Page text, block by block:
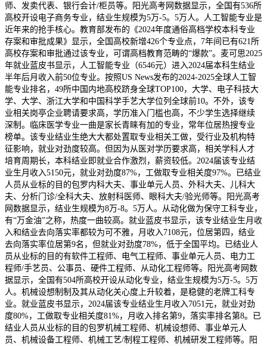
师、发卖代表、银行会计/柜员等。阳光高考网数据显示，全国有536所
高校开设电子商务专业，结业生规模为5万-5。5万人。人工智能专业是
近年来的抢手核心。教育部发布的《2024年度通俗高档学校本科专业
存案和审批成果》显示，全国高校新增426个专业点，7年间已有621所
高校存案和审批通过该专业，可谓高档教育范畴的“爆款”。麦可思2025
年就业蓝皮书显示，人工智能专业（6546元）进入2024届本科生结业
半年后月收入前50位专业。按照US News发布的2024-2025全球人工智
能专业排名，49所中国内地高校跻身全球TOP100，大学、电子科技大
学、大学、浙江大学和中国科学手艺大学位列全球前10。不外，该专
业相关岗亭企业聘请要求高，学历准入门槛也高，不少学生选择继续
深制。临床医学专业一曲是家长青睐有加的专业，常年位居热搜专业
榜单。该专业结业生绝大大都处置取专业相关工做，受行业及机构特
征影响，就业对劲度较高。但因为从医对学历要求高，相关学科人才
培育周期长，本科结业即就业合作激烈，薪资较低。2024届该专业结
业生月收入5150元，就业对劲度87%，工做取专业相关度97%。已结业
人员从业标的目的包罗内科大夫、事业单元人员、外科大夫、儿科大
夫、分析门诊/全科大夫、放射科医师、眼科大夫/验光师等。阳光高考
网数据显示，结业生规模为8万-8。5万人。从动化做为保守工科专业，
有“万金油”之称，热度一曲较高。就业蓝皮书显示，该专业结业生月收
入和结业去向落实率都较为可不雅，月收入7108元，位居第四，结业
去向落实率位居第9名，但就业对劲度78%，低于全国平均。已结业人
员从业标的目的有软件工程师、电气工程师、事业单元人员、电力工
程师/手艺员、公事员、硬件工程师、从动化工程师等。阳光高考网数
据显示，全国有504所高校开设从动化专业，结业生规模为5万-5。5万
人。机械设想制制及其从动化关心度上升较着，是稳健的老牌工科专
业。就业蓝皮书显示，2024届该专业结业生月收入7051元，就业对劲
度80%，工做取专业相关度81%，月收入排名第9，落实率排名第8。已
结业人员从业标的目的包罗机械工程师、机械设想师、事业单元人
员、机械设备工程师、机械工艺/制程工程师、机械研发工程师等。阳